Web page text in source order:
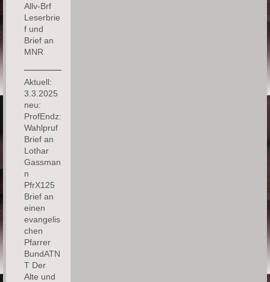
Allv-Brf
Leserbrie
f und
Brief an
MNR
Aktuell:
3.3.2025
neu:
ProfEndz:
Wahlpruf
Brief an
Lothar
Gassman
n
PfrX125
Brief an
einen
evangelis
chen
Pfarrer
BundATN
T Der
Alte und